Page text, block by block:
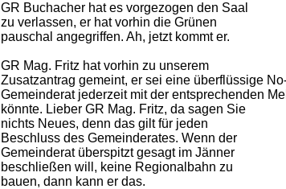
GR Buchacher hat es vorgezogen den Saal
zu verlassen, er hat vorhin die Grünen
pauschal angegriffen. Ah, jetzt kommt er.
GR Mag. Fritz hat vorhin zu unserem
Zusatzantrag gemeint, er sei eine überflüssige
Gemeinderat jederzeit mit der entsprechenden
könnte. Lieber GR Mag. Fritz, da sagen Sie
nichts Neues, denn das gilt für jeden
Beschluss des Gemeinderates. Wenn der
Gemeinderat überspitzt gesagt im Jänner
beschließen will, keine Regionalbahn zu
bauen, dann kann er das.